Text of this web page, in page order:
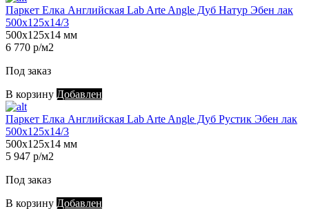
Паркет Елка Английская Lab Arte Angle Дуб Натур Эбен лак
500х125х14/3
500х125х14 мм
6 770 р/м2
Под заказ
В корзину Добавлен
Паркет Елка Английская Lab Arte Angle Дуб Рустик Эбен лак
500х125х14/3
500х125х14 мм
5 947 р/м2
Под заказ
В корзину Добавлен